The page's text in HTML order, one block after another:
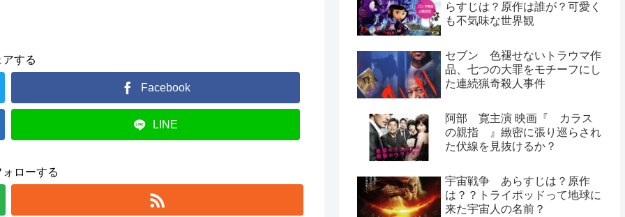
する
Facebook
LINE
ローする
らすじは？原作は誰が？可愛く
も不気味な世界観
セブン 色褪せないトラウマ作
品、七つの大罪をモチーフにし
た連続猟奇殺人事件
阿部 寛主演 映画『 カラス
の親指 』緻密に張り巡らされ
た伏線を見抜けるか？
宇宙戦争 あらすじは？原作
は？？トライポッドって地球に
来た宇宙人の名前？